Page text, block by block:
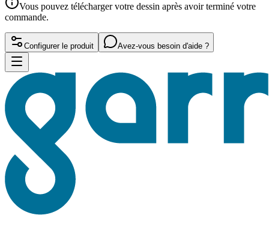
Vous pouvez télécharger votre dessin après avoir terminé votre
commande.
Configurer le produit Avez-vous besoin d'aide ?